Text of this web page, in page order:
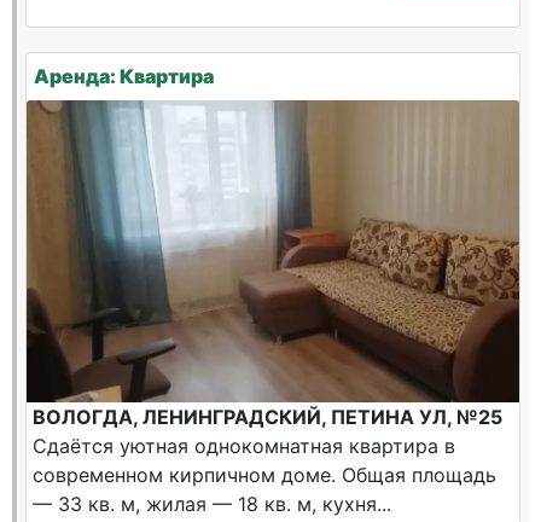
Аренда: Квартира
ВОЛОГДА, ЛЕНИНГРАДСКИЙ, ПЕТИНА УЛ, №25
Сдаётся уютная однокомнатная квартира в
современном кирпичном доме. Общая площадь
— 33 кв. м, жилая — 18 кв. м, кухня...